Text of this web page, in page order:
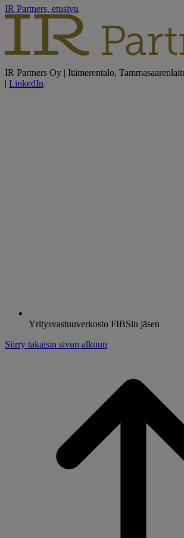
IR Partners, etusivu
IR Partners Oy | Itämerentalo,
| LinkedIn
Yritysvastuuverkosto FIBSin jäsen
Siirry takaisin sivun alkuun